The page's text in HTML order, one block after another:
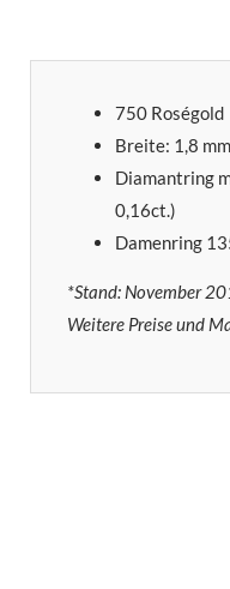
750 Roségold
Breite: 1,8 mm
Diamantring
0,16ct.)
Damenring
*Stand: November
Weitere Preise und